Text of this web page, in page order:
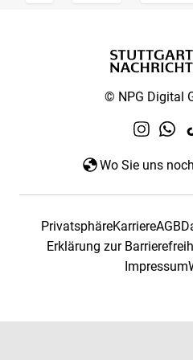
© NPG Digital
Wo Sie uns
PrivatsphäreKarriereAGB
Erklärung zur
Impressum